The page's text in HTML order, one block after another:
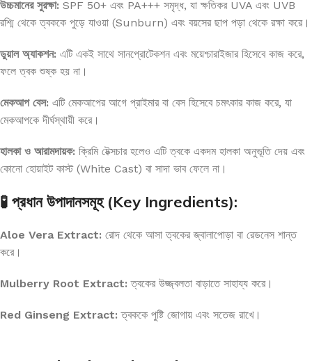
উচ্চমানের সুরক্ষা: SPF 50+ এবং PA+++ সমৃদ্ধ, যা ক্ষতিকর UVA এবং UVB
রশ্মি থেকে ত্বককে পুড়ে যাওয়া (Sunburn) এবং বয়সের ছাপ পড়া থেকে রক্ষা করে।
ডুয়াল অ্যাকশন: এটি একই সাথে সানপ্রোটেকশন এবং ময়েশ্চারাইজার হিসেবে কাজ করে,
ফলে ত্বক শুষ্ক হয় না।
মেকআপ বেস: এটি মেকআপের আগে প্রাইমার বা বেস হিসেবে চমৎকার কাজ করে, যা
মেকআপকে দীর্ঘস্থায়ী করে।
হালকা ও আরামদায়ক: ক্রিমি টেক্সচার হলেও এটি ত্বকে একদম হালকা অনুভূতি দেয় এবং
কোনো হোয়াইট কাস্ট (White Cast) বা সাদা ভাব ফেলে না।
🧪 প্রধান উপাদানসমূহ (Key Ingredients):
Aloe Vera Extract: রোদ থেকে আসা ত্বকের জ্বালাপোড়া বা রেডনেস শান্ত
করে।
Mulberry Root Extract: ত্বকের উজ্জ্বলতা বাড়াতে সাহায্য করে।
Red Ginseng Extract: ত্বককে পুষ্টি জোগায় এবং সতেজ রাখে।